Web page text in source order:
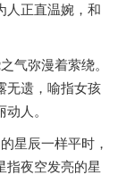
人正直温婉，和
气弥漫着萦绕。
无遗，喻指女孩
人。
星辰一样平时，
指夜空发亮的星